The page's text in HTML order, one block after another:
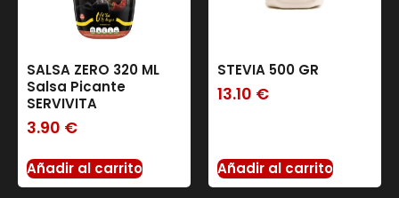
SALSA ZERO 320 ML
Salsa Picante
SERVIVITA
3.90 €
Añadir al carrito
STEVIA 500 GR
13.10 €
Añadir al carrito